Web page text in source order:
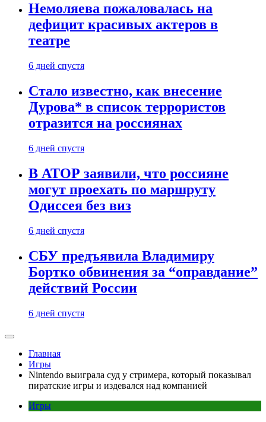
Немоляева пожаловалась на
дефицит красивых актеров в
театре
6 дней спустя
Стало известно, как внесение
Дурова* в список террористов
отразится на россиянах
6 дней спустя
В АТОР заявили, что россияне
могут проехать по маршруту
Одиссея без виз
6 дней спустя
СБУ предъявила Владимиру
Бортко обвинения за “оправдание”
действий России
6 дней спустя
Главная
Игры
Nintendo выиграла суд у стримера, который показывал
пиратские игры и издевался над компанией
Игры